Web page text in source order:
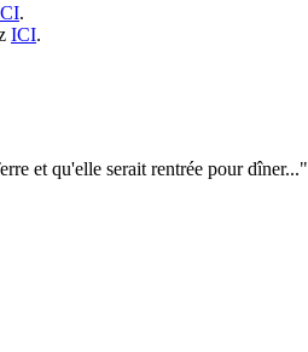
.
ICI.
et qu'elle serait rentrée pour dîner..."